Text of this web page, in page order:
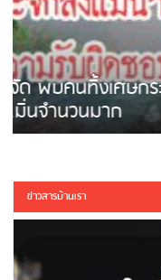
ชาวผาลั้ง โวย ไ
จัดการกันเอง
ข่าวสารบ้านเรา